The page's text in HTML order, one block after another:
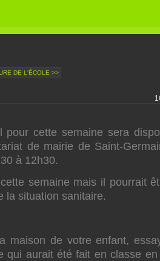
DE L'ÉCOLE >>
pour cette semaine sera
de mairie de Saint-
à 12h30.
semaine mais il pourrait
la situation sanitaire.
maison de votre enfant,
qui aurait été fait en classe en